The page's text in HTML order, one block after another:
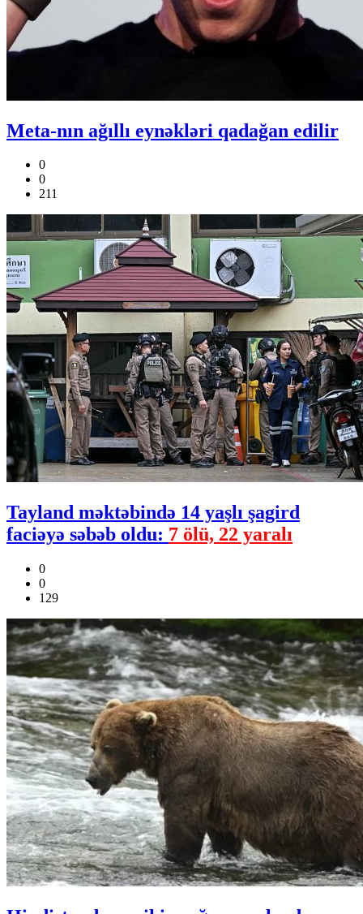
Meta-nın ağıllı eynəkləri qadağan edilir
0
0
211
Tayland məktəbində 14 yaşlı şagird
faciəyə səbəb oldu: 7 ölü, 22 yaralı
0
0
129